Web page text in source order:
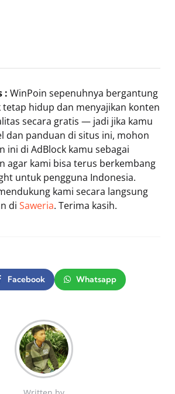
: WinPoin sepenuhnya bergantung
hidup dan menyajikan konten
secara gratis — jadi jika kamu
dan panduan di situs ini, mohon
ini di AdBlock kamu sebagai
agar kami bisa terus berkembang
untuk pengguna Indonesia.
kami secara langsung
di Saweria. Terima kasih.
Facebook Whatsapp